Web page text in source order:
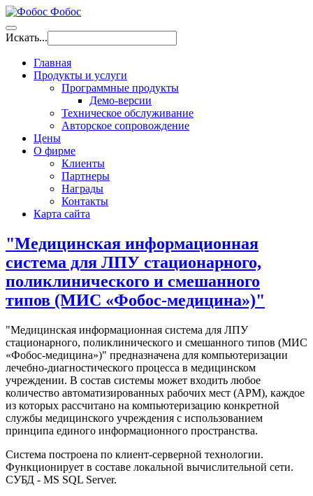
Фобос
Искать...
Главная
Продукты и услуги
Программные продукты
Демо-версии
Техническое обслуживание
Авторское сопровождение
Цены
О фирме
Клиенты
Партнеры
Награды
Контакты
Карта сайта
"Медицинская информационная
система для ЛПУ стационарного,
поликлинического и смешанного
типов (МИС «Фобос-медицина»)"
"Медицинская информационная система для ЛПУ
стационарного, поликлинического и смешанного типов (МИС
«Фобос-медицина»)" предназначена для компьютеризации
лечебно-диагностического процесса в медицинском
учреждении. В состав системы может входить любое
количество автоматизированных рабочих мест (АРМ), каждое
из которых рассчитано на компьютеризацию конкретной
службы медицинского учреждения с использованием
принципа единого информационного пространства.
Система построена по клиент-серверной технологии.
Функционирует в составе локальной вычислительной сети.
СУБД - MS SQL Server.